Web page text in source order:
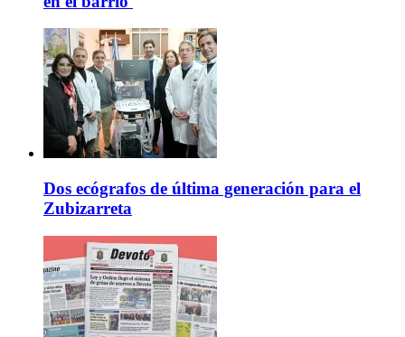
Dos ecógrafos de última generación para el
Zubizarreta